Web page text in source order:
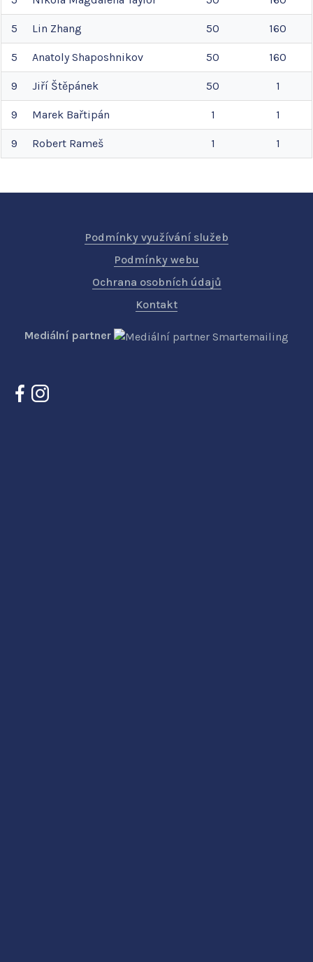
5 Lin Zhang 50 160
5 Anatoly Shaposhnikov 50 160
9 Jiří Štěpánek 50 1
9 Marek Bařtipán 1 1
9 Robert Rameš 1 1
Podmínky využívání služeb
Podmínky webu
Ochrana osobních údajů
Kontakt
Mediální partner